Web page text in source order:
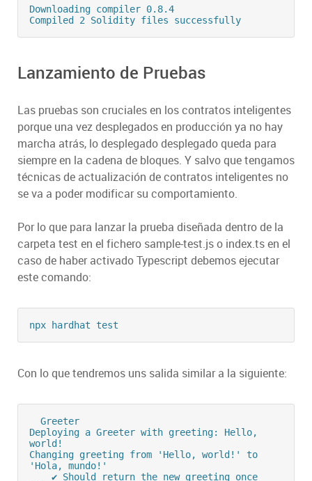
Downloading compiler 0.8.4
Compiled 2 Solidity files successfully
Lanzamiento de Pruebas
Las pruebas son cruciales en los contratos inteligentes
porque una vez desplegados en producción ya no hay
marcha atrás, lo desplegado desplegado queda para
siempre en la cadena de bloques. Y salvo que tengamos
técnicas de actualización de contratos inteligentes no
se va a poder modificar su comportamiento.
Por lo que para lanzar la prueba diseñada dentro de la
carpeta test en el fichero sample-test.js o index.ts en el
caso de haber activado Typescript debemos ejecutar
este comando:
npx hardhat test
Con lo que tendremos uns salida similar a la siguiente:
Deploying a Greeter with greeting: Hello,
world!
Changing greeting from 'Hello, world!' to
'Hola, mundo!'